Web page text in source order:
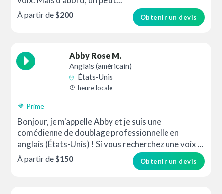
Obtenir un devis
À partir de $200
Abby Rose M.
Anglais (américain)
États-Unis
heure locale
Prime
Bonjour, je m'appelle Abby et je suis une
comédienne de doublage professionnelle en
anglais (États-Unis) ! Si vous recherchez une voix ...
Obtenir un devis
À partir de $150